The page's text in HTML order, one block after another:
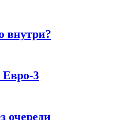
внутри?
Евро-3
очереди